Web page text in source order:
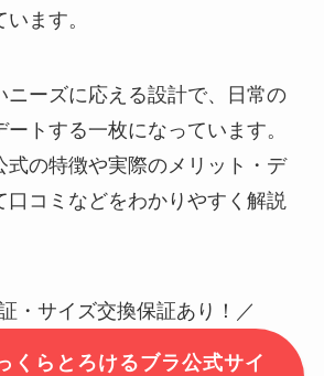
ます。
ニーズに応える設計で、日常の
トする一枚になっています。
式の特徴や実際のメリット・デ
口コミなどをわかりやすく解説
・サイズ交換保証あり！／
くらとろけるブラ公式サイ